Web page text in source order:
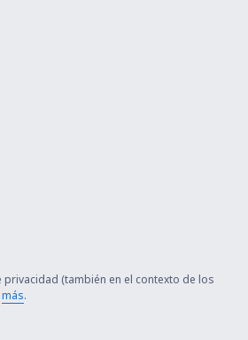
(también en el contexto de los
más.